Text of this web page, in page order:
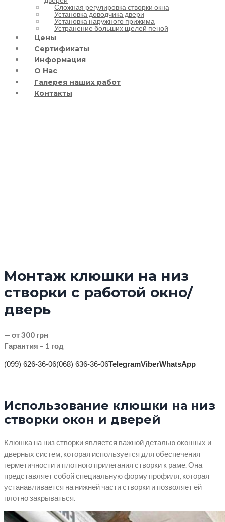
Сложная регулировка створки окна
Установка доводчика двери
Установка наружного прижима
Устранение больших щелей пеной
Цены
Сертификаты
Информация
О Нас
Галерея наших работ
Контакты
Монтаж клюшки на низ
створки с работой окно/
дверь
— от 300 грн
Гарантия – 1 год
(099) 626-36-06(068) 636-36-06TelegramViberWhatsApp
Использование клюшки на низ
створки окон и дверей
Клюшка на низ створки является важной деталью оконных и
дверных систем, которая используется для обеспечения
герметичности и плотного прилегания створки к раме. Она
представляет собой специальную форму профиля, которая
устанавливается на нижней части створки и позволяет ей
плотно закрываться.